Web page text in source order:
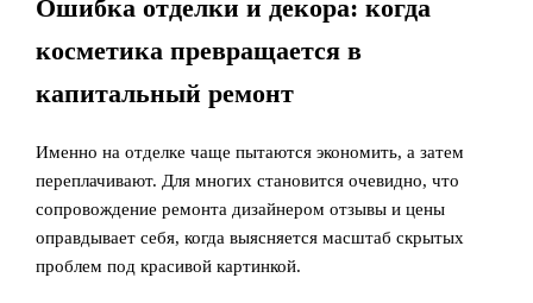
Ошибка отделки и декора: когда
косметика превращается в
капитальный ремонт
Именно на отделке чаще пытаются экономить, а затем
переплачивают. Для многих становится очевидно, что
сопровождение ремонта дизайнером отзывы и цены
оправдывает себя, когда выясняется масштаб скрытых
проблем под красивой картинкой.